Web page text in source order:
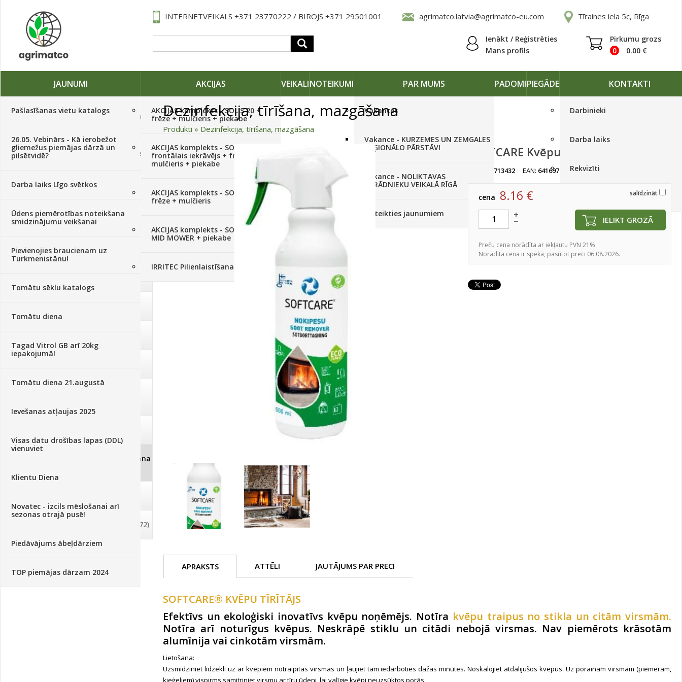
INTERNETVEIKALS +371 23770222 / BIROJS +371 29501001 agrimatco.latvia@agrimatco-eu.com Tīraines iela 5c, Rīga
Ienākt / Reģistrēties
Mans profils
Pirkumu grozs
0
0.00 €
JAUNUMI
Pašlasīšanas vietu katalogs
26.05. Vebinārs - Kā ierobežot
gliemežus piemājas dārzā un
pilsētvidē?
Darba laiks Līgo svētkos
Ūdens piemērotības noteikšana
smidzinājumu veikšanai
Pievienojies braucienam uz
Turkmenistānu!
Tomātu sēklu katalogs
Tomātu diena
Tagad Vitrol GB arī 20kg
iepakojumā!
Tomātu diena 21.augustā
Ievešanas atļaujas 2025
Visas datu drošības lapas (DDL)
vienuviet
Klientu Diena
Novatec - izcils mēslošanai arī
sezonas otrajā pusē!
Piedāvājums ābeļdārziem
TOP piemājas dārzam 2024
AKCIJAS
AKCIJAS komplekts - SOLIS 20 +
frēze + mulčieris + piekabe
AKCIJAS komplekts - SOLIS 26(6+2) +
frontālais iekrāvējs + frēze +
mulčieris + piekabe
AKCIJAS komplekts - SOLIS 26 HST +
frēze + mulčieris
AKCIJAS komplekts - SOLIS 26 HST +
MID MOWER + piekabe
IRRITEC Pilienlaistīšanas komplekti
VEIKALINOTEIKUMI PAR MUMS
Vakances
Vakance - KURZEMES UN ZEMGALES
REĢIONĀLO PĀRSTĀVI
Vakance - NOLIKTAVAS
STRĀDNIEKU VEIKALĀ RĪGĀ
Pieteikties jaunumiem
PADOMIPIEGĀDE KONTAKTI
Darbinieki
Darba laiks
Rekvizīti
Traktori, tehnika, rezerves daļas,
Sēklas, sīpoli, ķiploki, sīpolpuķes,
kartupeļi
Augu aizsardzība(366)
Mēslojumi(495)
Augsne, kūdra, mulča
Dezinfekcija, tīrīšana, mazgāšana
(72)
Dezinfekcija, tīrīšana, mazgāšana
Produkti » Dezinfekcija, tīrīšana, mazgāšana
SOFTCARE Kvēpu tīrītājs 0,5L
713432 EAN: 6416977713432
salīdzināt
cena 8.16 €
IELIKT GROZĀ
Preču cena norādīta ar iekļautu PVN 21%.
Norādītā cena ir spēkā, pasūtot preci 06.08.2026.
APRAKSTS ATTĒLI JAUTĀJUMS PAR PRECI
SOFTCARE® KVĒPU TĪRĪTĀJS
Efektīvs un ekoloģiski inovatīvs kvēpu noņēmējs. Notīra kvēpu traipus no stikla un citām virsmām.
Notīra arī noturīgus kvēpus. Neskrāpē stiklu un citādi nebojā virsmas. Nav piemērots krāsotām
alumīnija vai cinkotām virsmām.
Lietošana:
Uzsmidziniet līdzekli uz ar kvēpiem notraipītās virsmas un ļaujiet tam iedarboties dažas minūtes. Noskalojiet atdalījušos kvēpus. Uz porainām virsmām (piemēram,
ķieģeļiem) vispirms samitriniet virsmu ar tīru ūdeni, lai vaļīgie kvēpi neuzsūktos porās.